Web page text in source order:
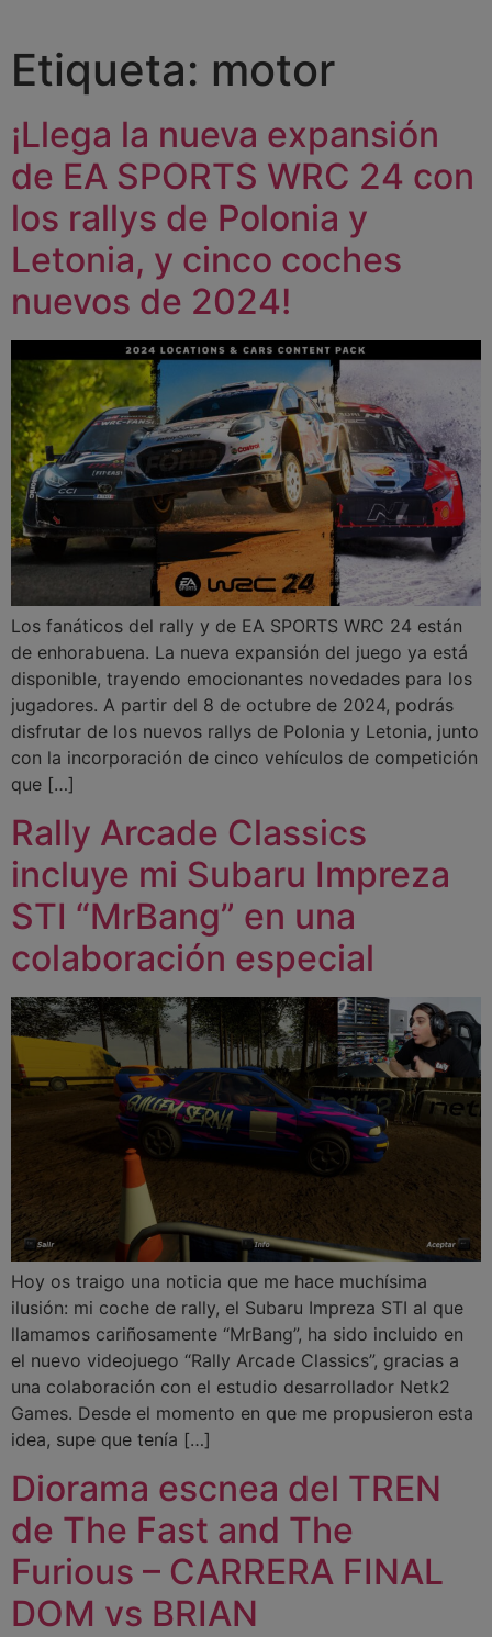
Etiqueta: motor
¡Llega la nueva expansión
de EA SPORTS WRC 24 con
los rallys de Polonia y
Letonia, y cinco coches
nuevos de 2024!
Los fanáticos del rally y de EA SPORTS WRC 24 están
de enhorabuena. La nueva expansión del juego ya está
disponible, trayendo emocionantes novedades para los
jugadores. A partir del 8 de octubre de 2024, podrás
disfrutar de los nuevos rallys de Polonia y Letonia, junto
con la incorporación de cinco vehículos de competición
que […]
Rally Arcade Classics
incluye mi Subaru Impreza
STI “MrBang” en una
colaboración especial
Hoy os traigo una noticia que me hace muchísima
ilusión: mi coche de rally, el Subaru Impreza STI al que
llamamos cariñosamente “MrBang”, ha sido incluido en
el nuevo videojuego “Rally Arcade Classics”, gracias a
una colaboración con el estudio desarrollador Netk2
Games. Desde el momento en que me propusieron esta
idea, supe que tenía […]
Diorama escnea del TREN
de The Fast and The
Furious – CARRERA FINAL
DOM vs BRIAN